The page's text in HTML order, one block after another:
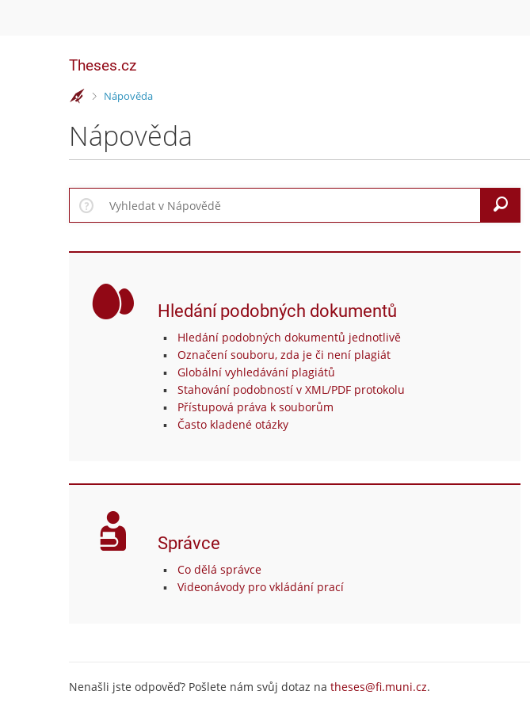
Theses.cz
>Nápověda
Nápověda
Hledání podobných dokumentů
Hledání podobných dokumentů jednotlivě
Označení souboru, zda je či není plagiát
Globální vyhledávání plagiátů
Stahování podobností v XML/PDF protokolu
Přístupová práva k souborům
Často kladené otázky
Správce
Co dělá správce
Videonávody pro vkládání prací
Nenašli jste odpověď? Pošlete nám svůj dotaz na theses@fi.muni.cz.